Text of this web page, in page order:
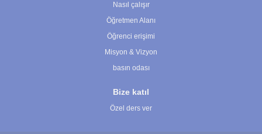
Nasıl çalışır
Öğretmen Alanı
Öğrenci erişimi
Misyon & Vizyon
basın odası
Bize katıl
Özel ders ver